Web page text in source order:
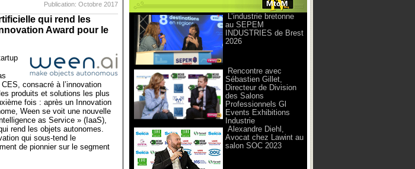
Publication: Octobre 2017
qui rend les
Award pour le
consacré à l’innovation
produits et solutions les plus
fois : après un Innovation
Ween se voit une nouvelle
as Service » (IaaS),
rend les objets autonomes.
qui sous-tend le
de pionnier sur le segment
L’industrie bretonne
au SEPEM
INDUSTRIES de Brest
2026
Rencontre avec
Sébastien Gillet,
Directeur de Division
des Salons
Professionnels Gl
Events Exhibitions
Industrie
Alexandre Diehl,
Avocat chez Lawint au
salon SOC 2023